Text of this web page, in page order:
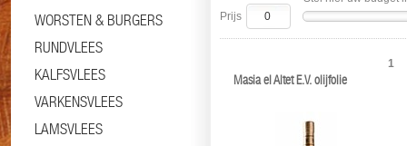
WORSTEN & BURGERS
RUNDVLEES
KALFSVLEES
VARKENSVLEES
LAMSVLEES
Prijs
Masia el Altet E.V. olijfolie
1